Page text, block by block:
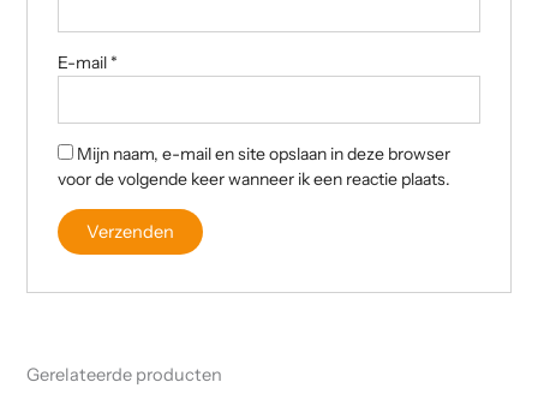
E-mail *
Mijn naam, e-mail en site opslaan in deze browser
voor de volgende keer wanneer ik een reactie plaats.
Gerelateerde producten